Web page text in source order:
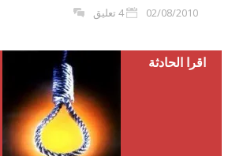
02/08/2010 4 تعليق
اقرا الحادثة